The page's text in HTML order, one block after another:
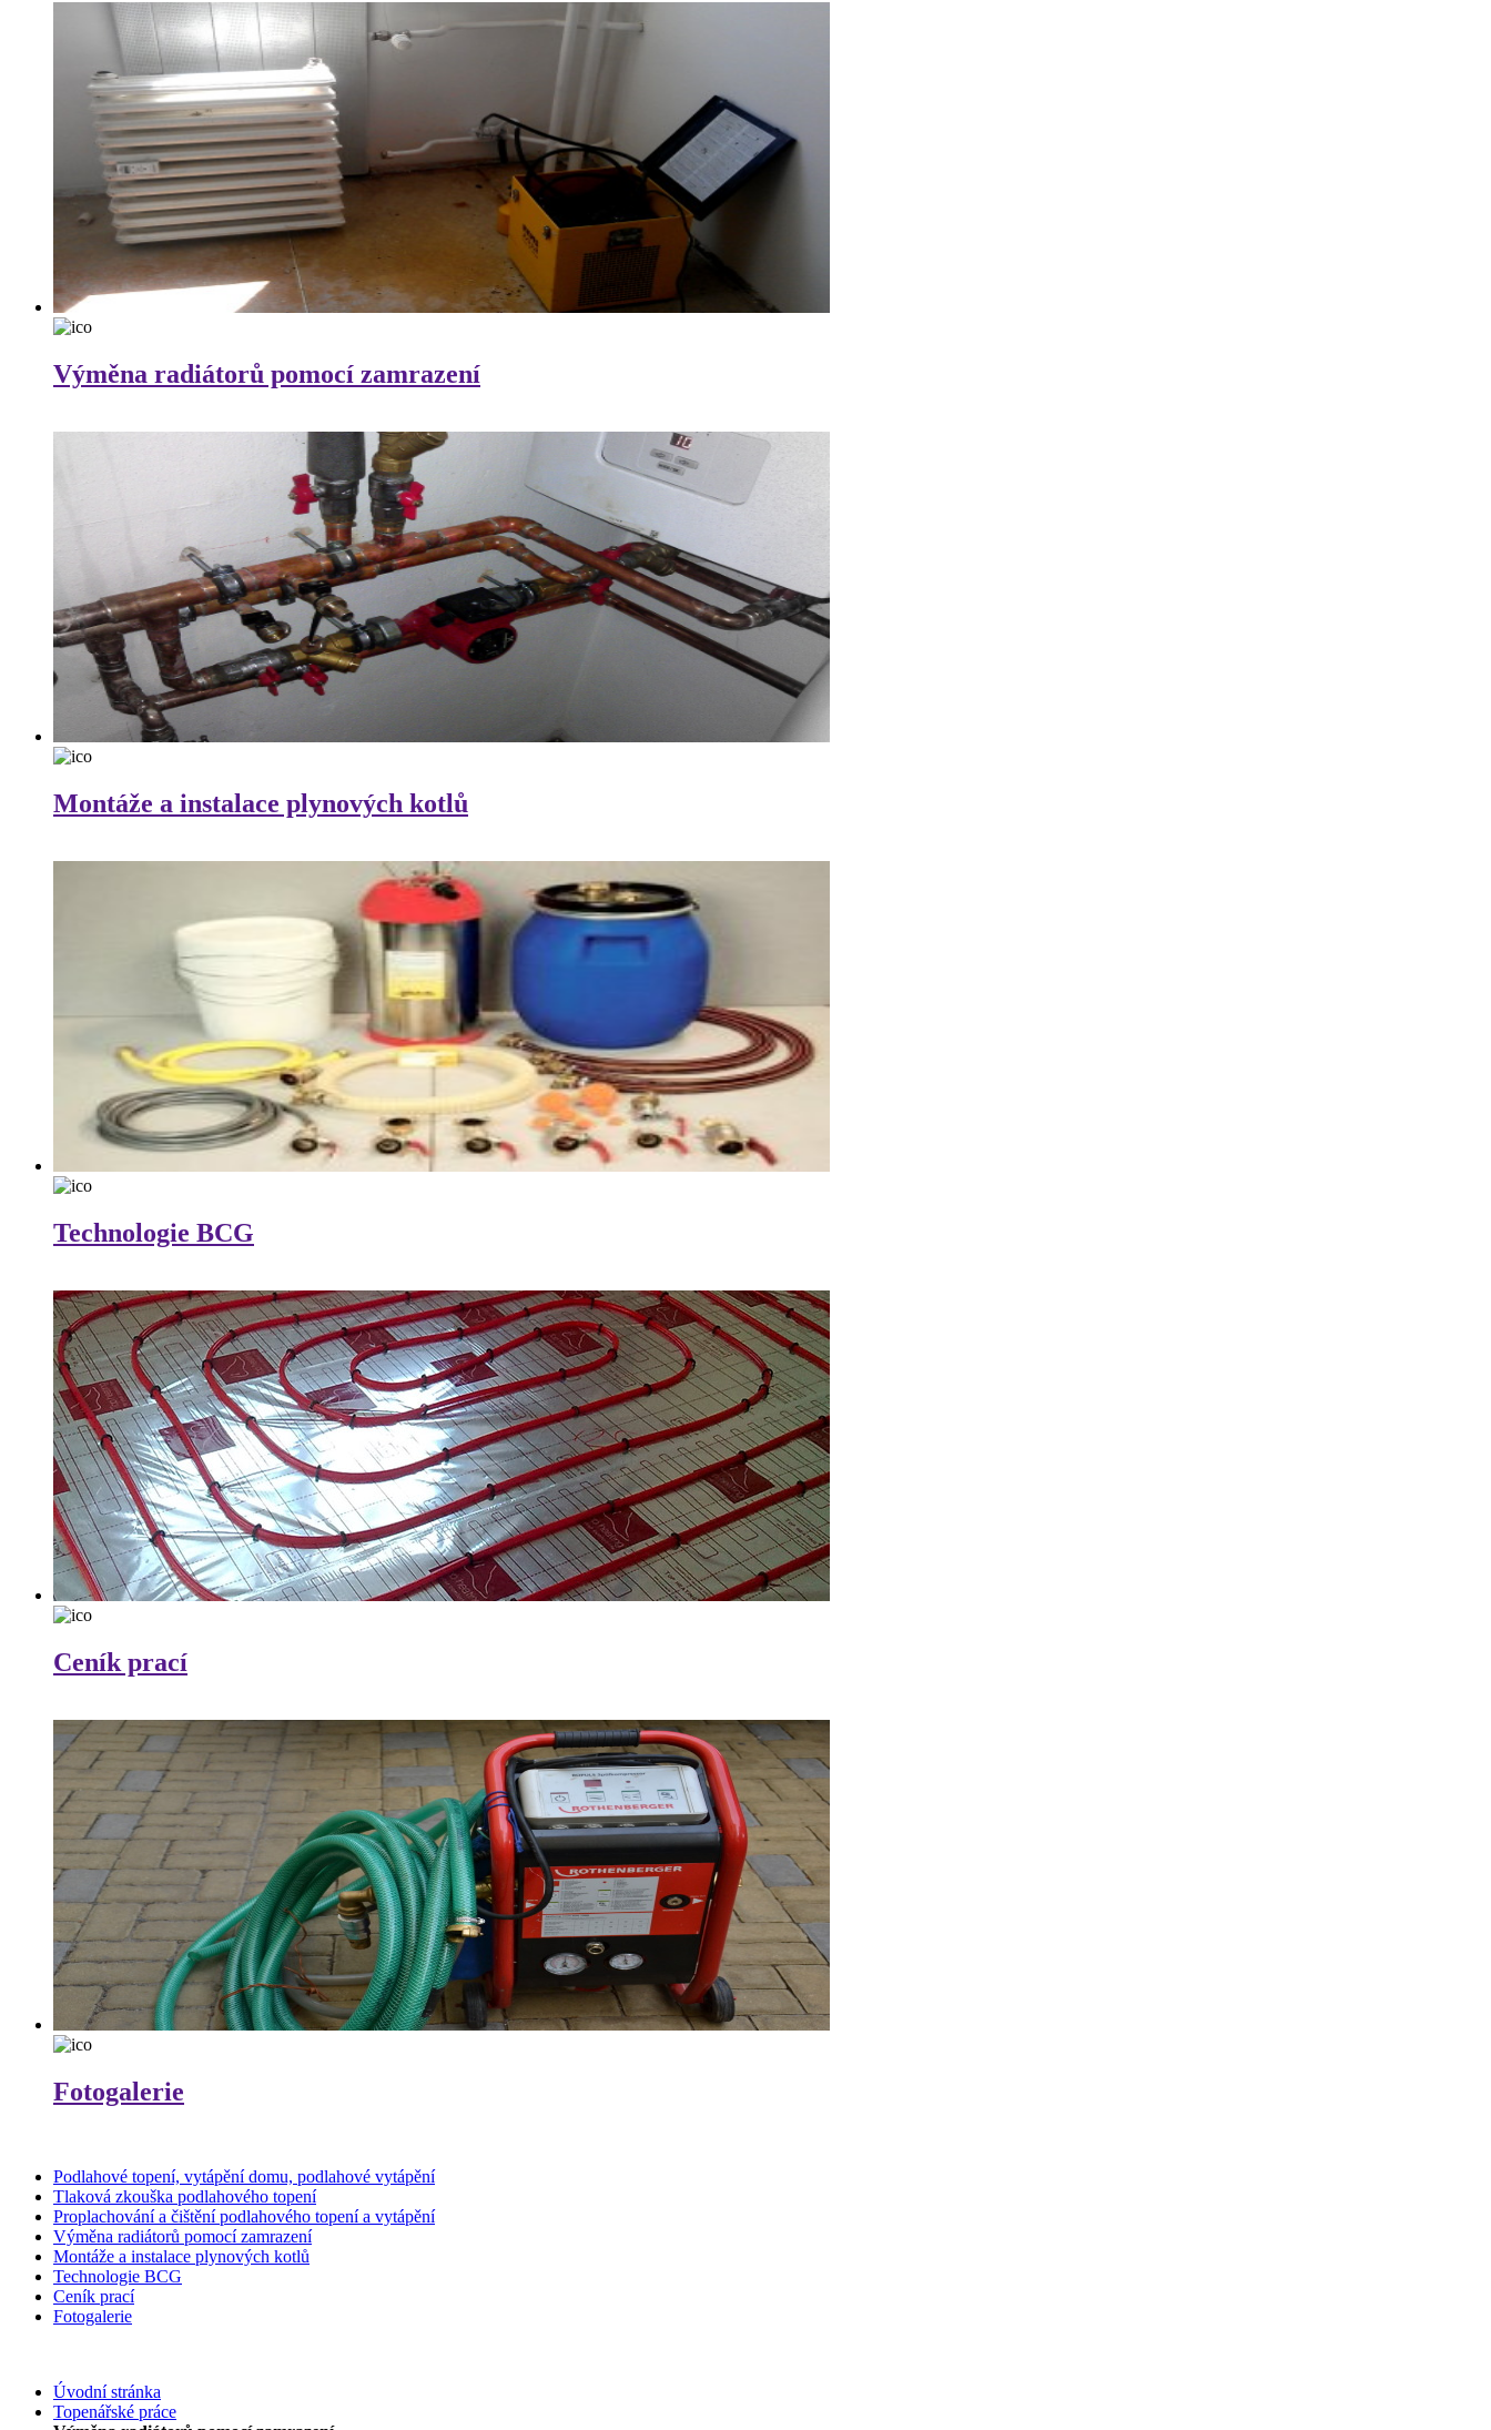
Výměna radiátorů pomocí zamrazení
Montáže a instalace plynových kotlů
Technologie BCG
Ceník prací
Fotogalerie
Podlahové topení, vytápění domu, podlahové vytápění
Tlaková zkouška podlahového topení
Proplachování a čištění podlahového topení a vytápění
Výměna radiátorů pomocí zamrazení
Montáže a instalace plynových kotlů
Technologie BCG
Ceník prací
Fotogalerie
Úvodní stránka
Topenářské práce